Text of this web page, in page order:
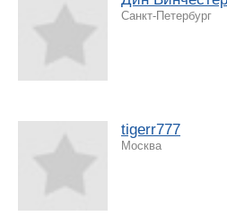
Санкт-Петербург
tigerr777
Москва